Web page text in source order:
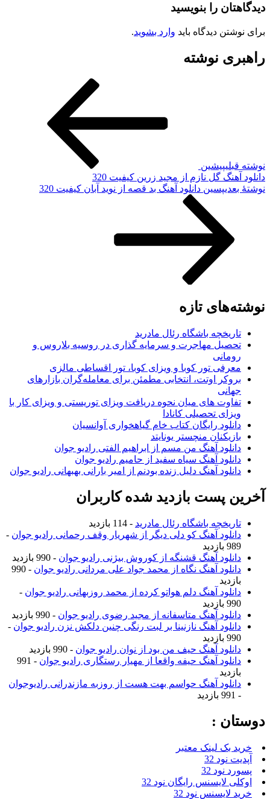
را بنویسید
دیدگاه بایدوارد بشوید.
نوشته
پیشین
آهنگ گل نازم از مجید زرین کیفیت 320
پسین دانلود آهنگ بد قصه از نوید آبان کیفیت 320
تازه
تاریخچه باشگاه رئال مادرید
تحصیل مهاجرت و سرمایه گذاری در روسیه بلاروس و
معرفی تور کوبا و ویزای کوبا، تور اقساطی مالزی
بروکر اوتت، انتخابی مطمئن برای معامله‌گران بازارهای
تفاوت های میان نحوه دریافت ویزای توریستی و ویزای کار با
ویزای تحصیلی کانادا
دانلود رایگان کتاب خام گیاهخواری آوانسیان
بازیکنان منچستر یونایتد
دانلود آهنگ من مسم از ابراهیم الفتی رادیو جوان
دانلود آهنگ سیاه سفید از حامیم رادیو جوان
دانلود آهنگ دلیل زنده بودنم از امیر بارانی بهبهانی رادیو جوان
پست بازدید شده کاربران
تاریخچه باشگاه رئال مادرید- 114 بازدید
دانلود آهنگ کو دلی دیگر از شهریار وقف رحمانی رادیو جوان-
دانلود آهنگ قشنگه از کوروش بیژنی رادیو جوان- 990 بازدید
دانلود آهنگ نگاه از محمد جواد علی مردانی رادیو جوان
- 990
دانلود آهنگ دلم هواتو کرده از محمد روزبهانی رادیو جوان-
دانلود آهنگ متاسفانه از مجید رضوی رادیو جوان- 990 بازدید
دانلود آهنگ نازنینا بر لبت رنگی چنین دلکش نزن رادیو جوان-
دانلود آهنگ حیف من بود از نوان رادیو جوان- 990 بازدید
دانلود آهنگ حیفه واقعا از مهیار رستگاری رادیو جوان
- 991
دانلود آهنگ حواسم بهت هست از روزبه مازندرانی رادیوجوان
:
بک لینک معتبر
نود 32
نود 32
لایسنس رایگان نود 32
لایسنس نود 32